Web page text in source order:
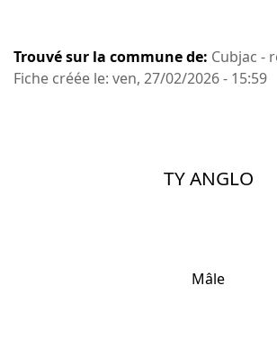
Trouvé sur la commune de: Cubjac -
Fiche créée le: ven, 27/02/2026 - 15:59
TY ANGLO
Mâle